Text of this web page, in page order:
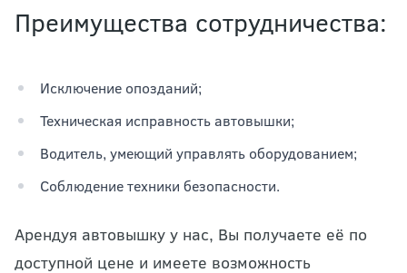
Преимущества сотрудничества:
Исключение опозданий;
Техническая исправность автовышки;
Водитель, умеющий управлять оборудованием;
Соблюдение техники безопасности.
Арендуя автовышку у нас, Вы получаете её по
доступной цене и имеете возможность